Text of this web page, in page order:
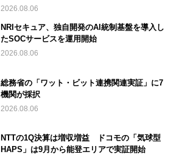
2026.08.06
NRIセキュア、独自開発のAI統制基盤を導入し
たSOCサービスを運用開始
2026.08.06
総務省の「ワット・ビット連携関連実証」に7
機関が採択
2026.08.06
NTTの1Q決算は増収増益 ドコモの「気球型
HAPS」は9月から能登エリアで実証開始